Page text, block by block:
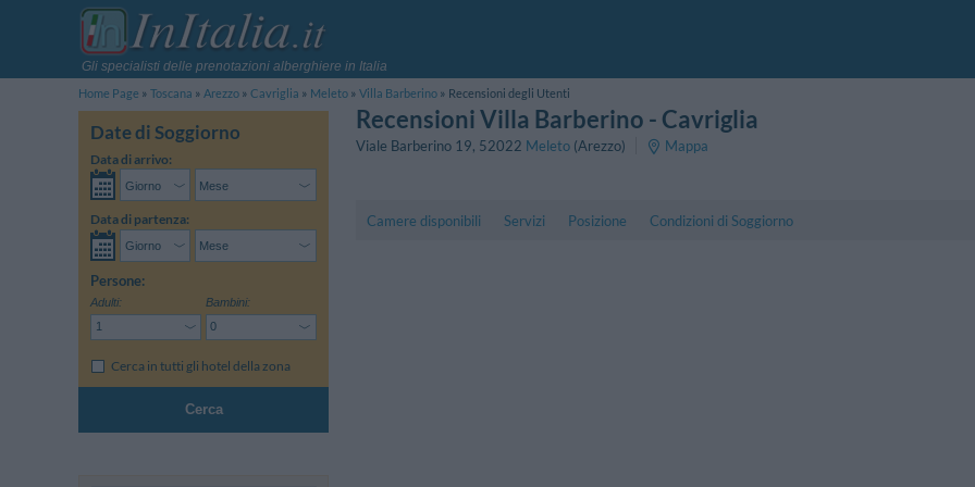
Gli specialisti delle prenotazioni alberghiere in Italia
Home Page
Toscana Arezzo Cavriglia Meleto Villa Barberino Recensioni degli Utenti
Date di Soggiorno
Data di arrivo:
Data di partenza:
Persone:
Adulti: Bambini:
Cerca in tutti gli hotel della zona
Cerca
Recensioni Villa Barberino - Cavriglia
Viale Barberino 19, 52022 Meleto (Arezzo) Mappa
Camere disponibili Servizi Posizione Condizioni di Soggiorno